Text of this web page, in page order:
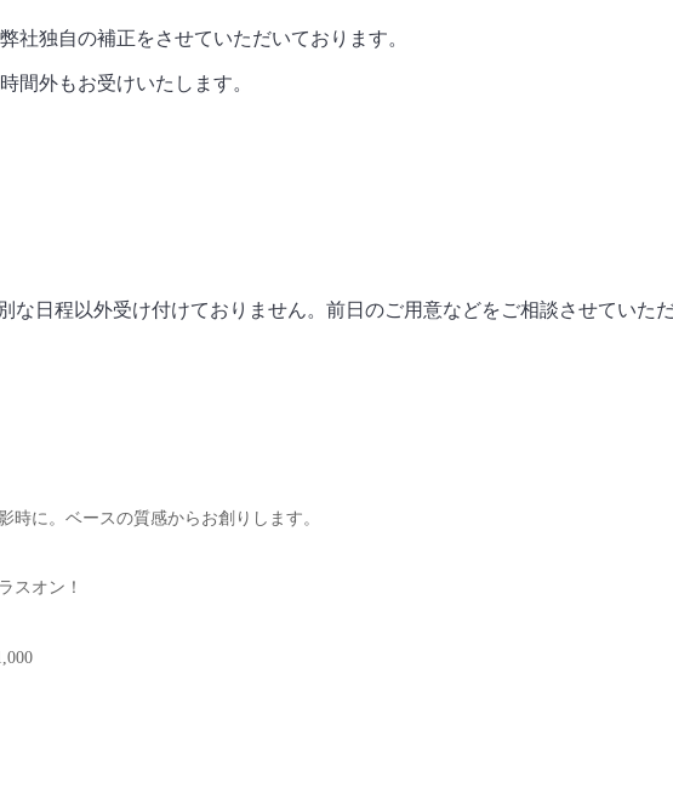
社独自の補正をさせていただいております。
間外もお受けいたします。
な日程以外受け付けておりません。前日のご用意などをご相談させていただ
に。ベースの質感からお創りします。
スオン！